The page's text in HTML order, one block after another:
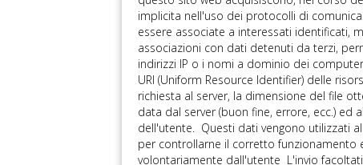
implicita nell'uso dei protocolli di
essere associate a interessati identificati,
associazioni con dati detenuti da terzi,
indirizzi IP o i nomi a dominio dei
URI (Uniform Resource Identifier) delle
richiesta al server, la dimensione del file
data dal server (buon fine, errore, ecc.)
dell'utente. Questi dati vengono utilizzati
per controllarne il corretto funzionamento
volontariamente dall'utente L'invio